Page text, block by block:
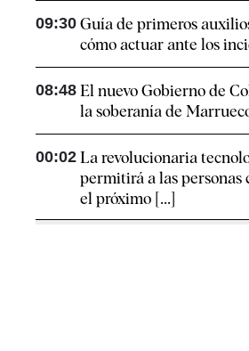
09:30 Guía de primeros
cómo actuar ante los
08:48 El nuevo Gobierno de
la soberanía de
00:02 La revolucionaria
permitirá a las personas
el próximo [...]